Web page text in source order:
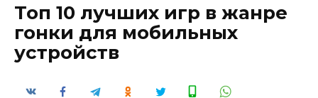
Топ 10 лучших игр в жанре
гонки для мобильных
устройств